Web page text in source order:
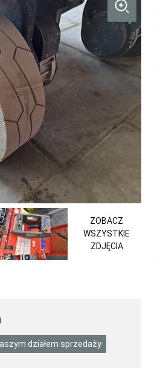
ZOBACZ
WSZYSTKIE
ZDJĘCIA
działem sprzedaży